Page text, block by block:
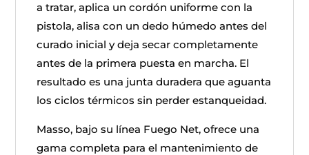
a tratar, aplica un cordón uniforme con la
pistola, alisa con un dedo húmedo antes del
curado inicial y deja secar completamente
antes de la primera puesta en marcha. El
resultado es una junta duradera que aguanta
los ciclos térmicos sin perder estanqueidad.
Masso, bajo su línea Fuego Net, ofrece una
gama completa para el mantenimiento de